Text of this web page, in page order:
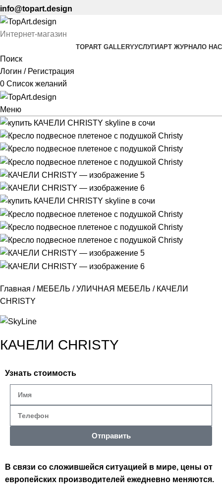
info@topart.design
Интернет-магазин
TOPART GALLERYУСЛУГИАРТ ЖУРНАЛО НАС
Поиск
Логин / Регистрация
0 Список желаний
Меню
Главная МЕБЕЛЬ УЛИЧНАЯ МЕБЕЛЬ
КАЧЕЛИ
CHRISTY
КАЧЕЛИ CHRISTY
Узнать стоимость
Отправить
В связи со сложившейся ситуацией в мире, цены от
европейских производителей ежедневно меняются.